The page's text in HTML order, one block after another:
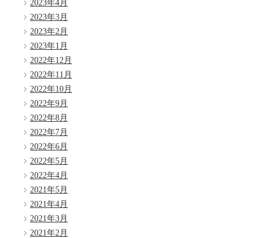
2023年4月
2023年3月
2023年2月
2023年1月
2022年12月
2022年11月
2022年10月
2022年9月
2022年8月
2022年7月
2022年6月
2022年5月
2022年4月
2021年5月
2021年4月
2021年3月
2021年2月